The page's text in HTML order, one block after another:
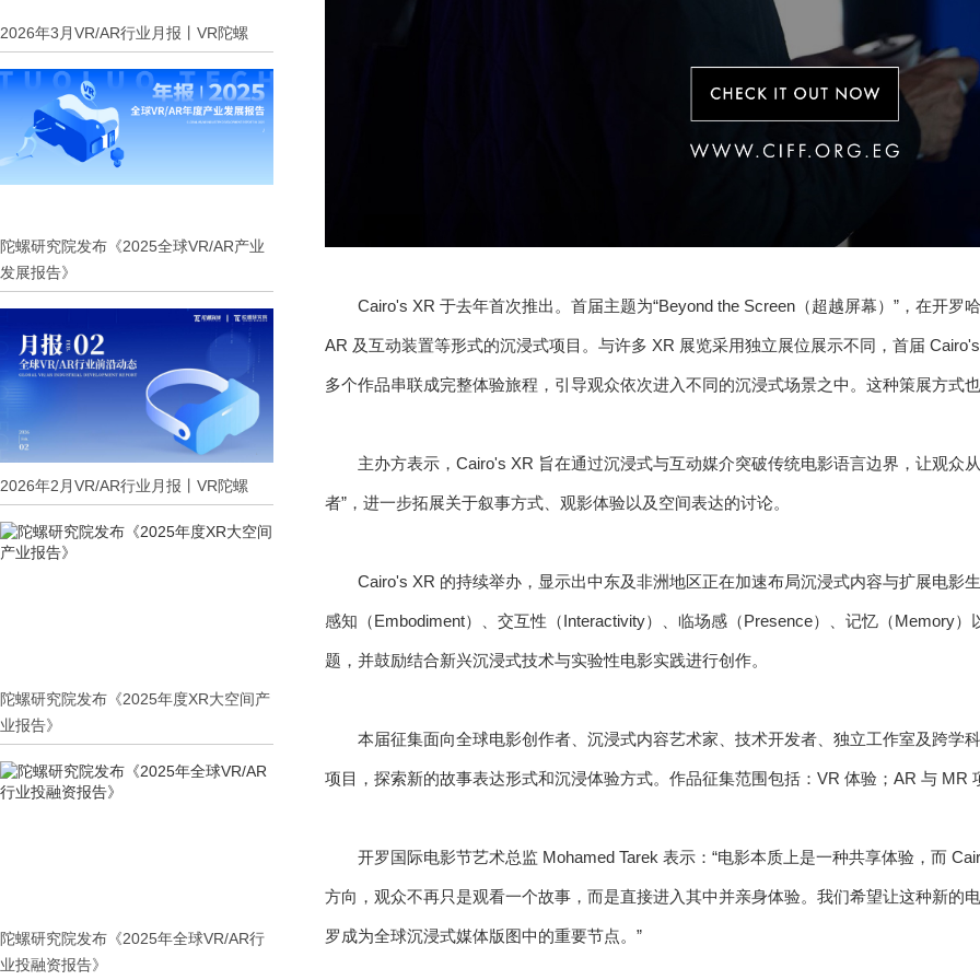
2026年3月VR/AR行业月报丨VR陀螺
陀螺研究院发布《2025全球VR/AR产业
发展报告》
2026年2月VR/AR行业月报丨VR陀螺
陀螺研究院发布《2025年度XR大空间产
业报告》
陀螺研究院发布《2025年全球VR/AR行
业投融资报告》
Cairo's XR 于去年首次推出。首届主题为“Beyond the Screen（超越屏幕）”，在开罗
AR 及互动装置等形式的沉浸式项目。与许多 XR 展览采用独立展位展示不同，首届
多个作品串联成完整体验旅程，引导观众依次进入不同的沉浸式场景之中。这种策展方式
主办方表示，Cairo's XR 旨在通过沉浸式与互动媒介突破传统电影语言边界，让观众
者”，进一步拓展关于叙事方式、观影体验以及空间表达的讨论。
Cairo's XR 的持续举办，显示出中东及非洲地区正在加速布局沉浸式内容与扩展电影
感知（Embodiment）、交互性（Interactivity）、临场感（Presence）、记忆（Memory）
题，并鼓励结合新兴沉浸式技术与实验性电影实践进行创作。
本届征集面向全球电影创作者、沉浸式内容艺术家、技术开发者、独立工作室及跨学
项目，探索新的故事表达形式和沉浸体验方式。作品征集范围包括：VR 体验；AR 与 MR
开罗国际电影节艺术总监 Mohamed Tarek 表示：“电影本质上是一种共享体验，而
方向，观众不再只是观看一个故事，而是直接进入其中并亲身体验。我们希望让这种新的
罗成为全球沉浸式媒体版图中的重要节点。”